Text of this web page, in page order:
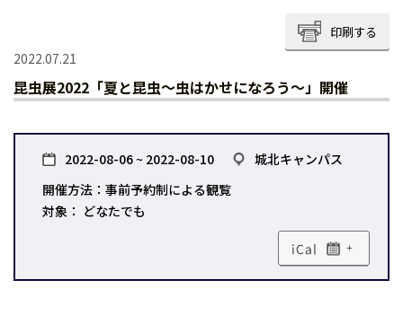
印刷する
2022.07.21
昆虫展2022「夏と昆虫～虫はかせになろう～」開催
2022-08-06 ~ 2022-08-10
城北キャンパス
開催方法：事前予約制による観覧
対象： どなたでも
+